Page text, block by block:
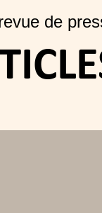
de